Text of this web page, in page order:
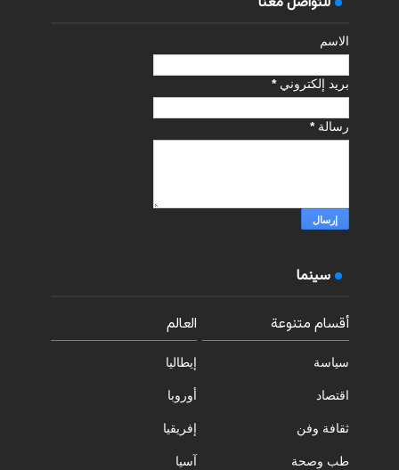
الاسم
بريد إلكتروني*
رسالة*
سينما
أقسام متنوعة
سياسة
اقتصاد
ثقافة وفن
طب وصحة
العالم
إيطاليا
أوروبا
إفريقيا
آسيا